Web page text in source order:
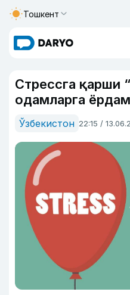
Тошкент
Стрессга қарши
одамларга
Ўзбекистон 22:15 /